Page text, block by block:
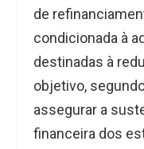
de
condicionada à
destinadas à
objetivo,
assegurar a
financeira dos